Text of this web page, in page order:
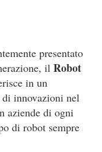
presentato
il Robot
in un
di innovazioni nel
aziende di ogni
di robot sempre